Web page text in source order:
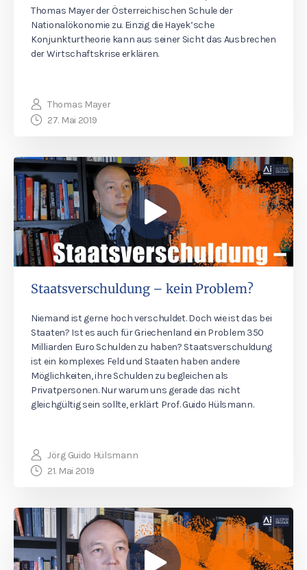
Thomas Mayer der Österreichischen Schule der
Nationalökonomie zu. Einzig die Hayek’sche
Konjunkturtheorie kann aus seiner Sicht das Ausbrechen
der Wirtschaftskrise erklären.
Thomas Mayer
27. Mai 2019
Staatsverschuldung – kein Problem?
Niemand ist gerne hoch verschuldet. Doch wie ist das bei
Staaten? Ist es auch für Griechenland ein Problem 350
Milliarden Euro Schulden zu haben? Staatsverschuldung
ist ein komplexes Feld und Staaten haben andere
Möglichkeiten, ihre Schulden zu begleichen als
Privatpersonen. Nur warum uns gerade das nicht
gleichgültig sein sollte, erklärt Prof. Guido Hülsmann.
Jörg Guido Hülsmann
21. Mai 2019